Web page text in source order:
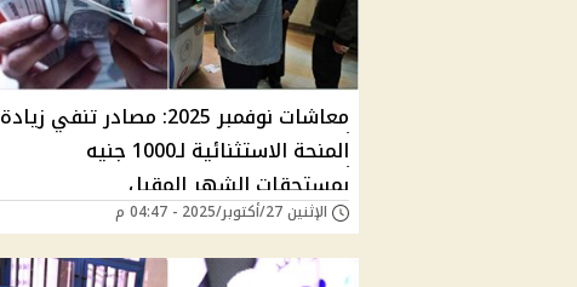
معاشات نوفمبر 2025: مصادر تنفي زيادة
المنحة الاستثنائية لـ1000 جنيه
بمستحقات الشهر المقبل
الإثنين 27/أكتوبر/2025 - 04:47 م